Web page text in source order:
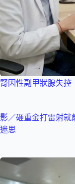
腎因性副甲狀腺失
影／砸重金打雷射
迷思